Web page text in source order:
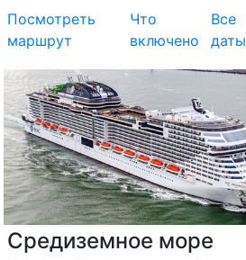
Посмотреть
маршрут
Что
включено
Все
даты
Средиземное море